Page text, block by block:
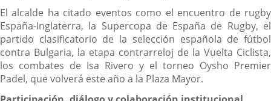
El alcalde ha citado eventos como el encuentro de rugby
España-Inglaterra, la Supercopa de España de Rugby, el
partido clasificatorio de la selección española de fútbol
contra Bulgaria, la etapa contrarreloj de la Vuelta Ciclista,
los combates de Isa Rivero y el torneo Oysho Premier
Padel, que volverá este año a la Plaza Mayor.